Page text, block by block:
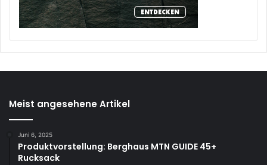
Meist angesehene Artikel
Juni 6, 2025
Produktvorstellung: Berghaus MTN GUIDE 45+
Rucksack